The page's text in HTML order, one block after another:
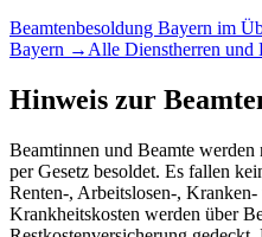
Beamtenbesoldung Bayern im
Bayern → Alle Dienstherren und
Hinweis zur
Beamtinnen und Beamte
per Gesetz besoldet. Es fallen
Renten-, Arbeitslosen-,
Krankheitskosten werden über